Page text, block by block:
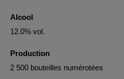
Alcool
12.0% vol.
Production
2 500 bouteilles numérotées